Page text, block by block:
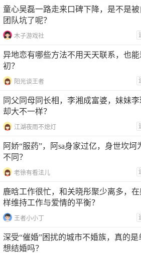
童心吴磊一路走来口碑下降，是不是
团队坑了呢？
木子游戏社
异地恋有哪些方法不用天天联系，也能
初？
阳光谈王者
同父同母同长相，李湘成富婆，妹妹李
却大不一样？
江湖夜雨不熄灯
阿娇“服药”，阿sa身家过亿，身世坎坷
不同？
老徐有看法儿
鹿晗工作很忙，和关晓彤聚少离多，
样维持工作与爱情的平衡？
王者小小丁
深受“催婚”困扰的城市不婚族，真的是
想结婚吗？